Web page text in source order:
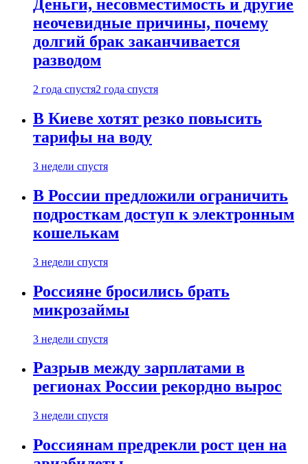
Деньги, несовместимость и другие
неочевидные причины, почему
долгий брак заканчивается
разводом
2 года спустя2 года спустя
В Киеве хотят резко повысить
тарифы на воду
3 недели спустя
В России предложили ограничить
подросткам доступ к электронным
кошелькам
3 недели спустя
Россияне бросились брать
микрозаймы
3 недели спустя
Разрыв между зарплатами в
регионах России рекордно вырос
3 недели спустя
Россиянам предрекли рост цен на